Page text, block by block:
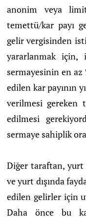
anonim veya
temettü/kar payı
gelir vergisinden
yararlanmak için,
sermayesinin en az
edilen kar payının
verilmesi gereken
edilmesi
sermaye sahiplik
Diğer taraftan, yurt
ve yurt dışında
edilen gelirler için
Daha önce bu